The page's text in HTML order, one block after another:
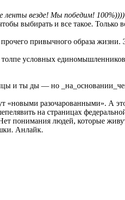
ленты везде! Мы победим! 100%))))
выбирать и все такое. Только
привычного образа
условных
и ты ды — но
«новыми разочарованными». А
на страницах
понимания людей, которые
Анлайк.